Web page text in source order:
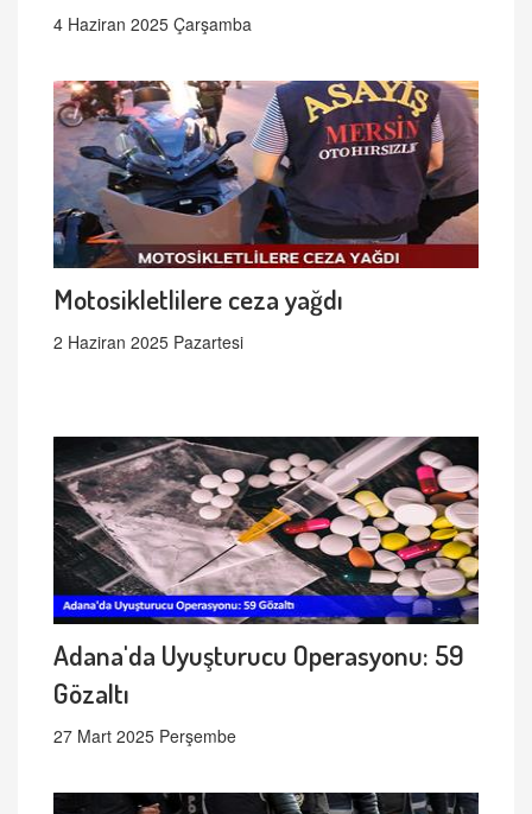
4 Haziran 2025 Çarşamba
Motosikletlilere ceza yağdı
2 Haziran 2025 Pazartesi
Adana'da Uyuşturucu Operasyonu: 59
Gözaltı
27 Mart 2025 Perşembe